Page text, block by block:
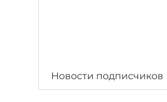
Новости подписчиков